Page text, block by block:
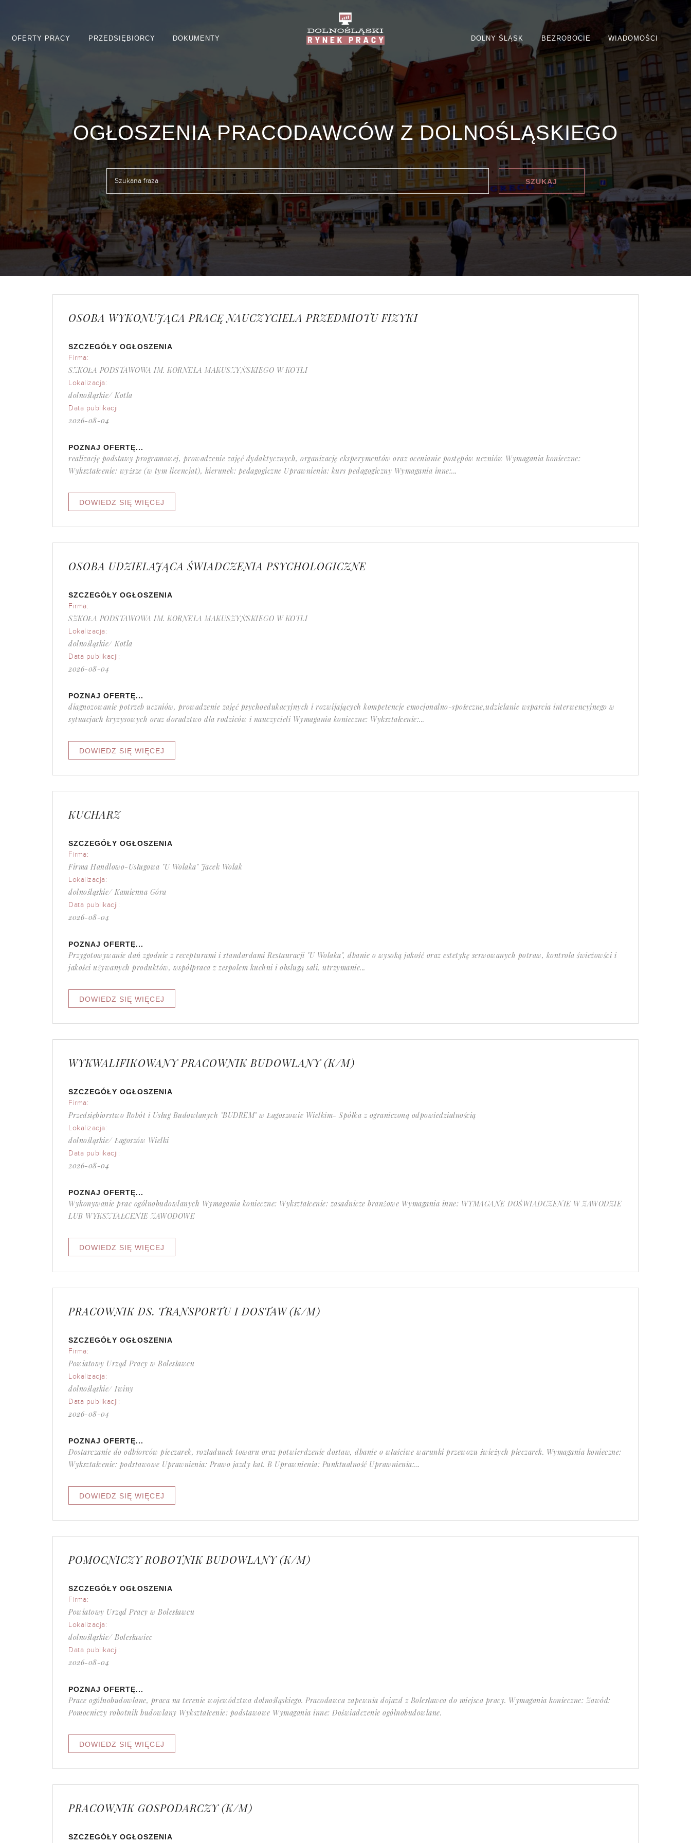
OFERTY PRACY PRZEDSIĘBIORCY DOKUMENTY DOLNY ŚLĄSK BEZROBOCIE WIADOMOŚCI
OGŁOSZENIA PRACODAWCÓW Z DOLNOŚLĄSKIEGO
OSOBA WYKONUJĄCA PRACĘ NAUCZYCIELA PRZEDMIOTU FIZYKI
SZCZEGÓŁY OGŁOSZENIA
Firma:
SZKOŁA PODSTAWOWA IM. KORNELA MAKUSZYŃSKIEGO W KOTLI
Lokalizacja:
dolnośląskie/ Kotla
Data publikacji:
2026-08-04
POZNAJ OFERTĘ...
realizację podstawy programowej, prowadzenie zajęć dydaktycznych, organizację eksperymentów oraz ocenianie postępów uczniów Wymagania konieczne:
Wykształcenie: wyższe (w tym licencjat), kierunek: pedagogiczne Uprawnienia: kurs pedagogiczny Wymagania inne:...
OSOBA UDZIELAJĄCA ŚWIADCZENIA PSYCHOLOGICZNE
SZCZEGÓŁY OGŁOSZENIA
Firma:
SZKOŁA PODSTAWOWA IM. KORNELA MAKUSZYŃSKIEGO W KOTLI
Lokalizacja:
dolnośląskie/ Kotla
Data publikacji:
2026-08-04
POZNAJ OFERTĘ...
diagnozowanie potrzeb uczniów, prowadzenie zajęć psychoedukacyjnych i rozwijających kompetencje emocjonalno-społeczne,udzielanie wsparcia interwencyjnego w
sytuacjach kryzysowych oraz doradztwo dla rodziców i nauczycieli Wymagania konieczne: Wykształcenie:...
KUCHARZ
SZCZEGÓŁY OGŁOSZENIA
Firma:
Firma Handlowo-Usługowa "U Wolaka" Jacek Wolak
Lokalizacja:
dolnośląskie/ Kamienna Góra
Data publikacji:
2026-08-04
POZNAJ OFERTĘ...
Przygotowywanie dań zgodnie z recepturami i standardami Restauracji "U Wolaka", dbanie o wysoką jakość oraz estetykę serwowanych potraw, kontrola świeżowści i
jakości używanych produktów, współpraca z zespolem kuchni i obslugą sali, utrzymanie...
WYKWALIFIKOWANY PRACOWNIK BUDOWLANY (K/M)
SZCZEGÓŁY OGŁOSZENIA
Firma:
Przedsiębiorstwo Robót i Usług Budowlanych "BUDREM" w Łagoszowie Wielkim- Spółka z ograniczoną odpowiedzialnością
Lokalizacja:
dolnośląskie/ Łagoszów Wielki
Data publikacji:
2026-08-04
POZNAJ OFERTĘ...
Wykonywanie prac ogólnobudowlanych Wymagania konieczne: Wykształcenie: zasadnicze branżowe Wymagania inne: WYMAGANE DOŚWIADCZENIE W ZAWODZIE
LUB WYKSZTAŁCENIE ZAWODOWE
PRACOWNIK DS. TRANSPORTU I DOSTAW (K/M)
SZCZEGÓŁY OGŁOSZENIA
Firma:
Powiatowy Urząd Pracy w Bolesławcu
Lokalizacja:
dolnośląskie/ Iwiny
Data publikacji:
2026-08-04
POZNAJ OFERTĘ...
Dostarczanie do odbiorców pieczarek, rozładunek towaru oraz potwierdzenie dostaw, dbanie o właściwe warunki przewozu świeżych pieczarek. Wymagania konieczne:
Wykształcenie: podstawowe Uprawnienia: Prawo jazdy kat. B Uprawnienia: Punktualność Uprawnienia:...
POMOCNICZY ROBOTNIK BUDOWLANY (K/M)
SZCZEGÓŁY OGŁOSZENIA
Firma:
Powiatowy Urząd Pracy w Bolesławcu
Lokalizacja:
dolnośląskie/ Bolesławiec
Data publikacji:
2026-08-04
POZNAJ OFERTĘ...
Prace ogólnobudowlane, praca na terenie województwa dolnośląskiego. Pracodawca zapewnia dojazd z Bolesławca do miejsca pracy. Wymagania konieczne: Zawód:
Pomocniczy robotnik budowlany Wykształcenie: podstawowe Wymagania inne: Doświadczenie ogólnobudowlane.
PRACOWNIK GOSPODARCZY (K/M)
SZCZEGÓŁY OGŁOSZENIA